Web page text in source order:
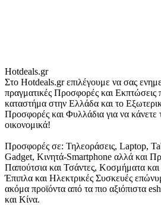
Hotdeals.gr
Στο Hotdeals.gr επιλέγουμε να σας
πραγματικές Προσφορές και Εκπτώσεις
καταστήμα στην Ελλάδα και το
Προσφορές και Φυλλάδια για να κάνετε
οικονομικά!
Προσφορές σε: Τηλεοράσεις, Laptop,
Gadget, Κινητά-Smartphone αλλά και
Παπούτσια και Τσάντες, Κοσμήματα
Έπιπλα και Ηλεκτρικές Συσκευές
ακόμα προϊόντα από τα πιο αξιόπιστα
και Κίνα.